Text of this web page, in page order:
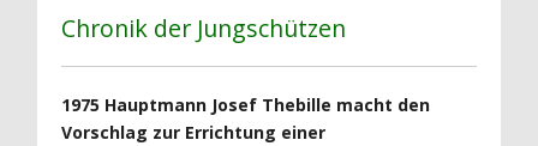
Chronik der Jungschützen
1975 Hauptmann Josef Thebille macht den
Vorschlag zur Errichtung einer